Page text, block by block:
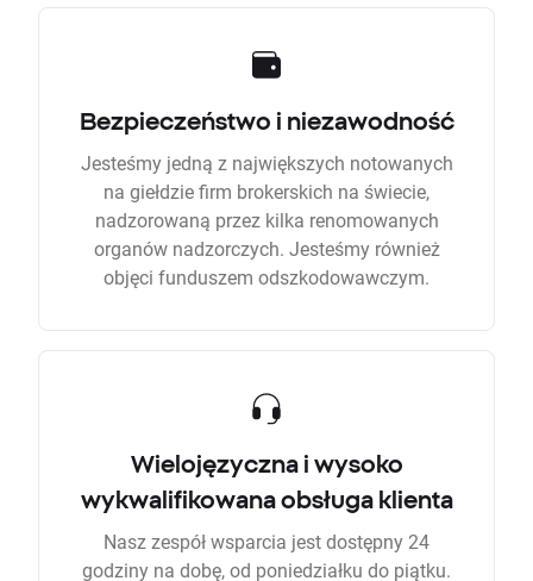
Bezpieczeństwo i niezawodność
Jesteśmy jedną z największych notowanych
na giełdzie firm brokerskich na świecie,
nadzorowaną przez kilka renomowanych
organów nadzorczych. Jesteśmy również
objęci funduszem odszkodowawczym.
Wielojęzyczna i wysoko
wykwalifikowana obsługa klienta
Nasz zespół wsparcia jest dostępny 24
godziny na dobę, od poniedziałku do piątku.